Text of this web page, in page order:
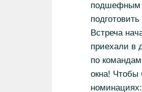
подшефным -
Встреча
приехали в
по
окна! Чтобы